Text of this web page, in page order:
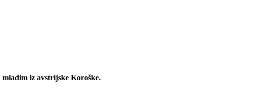
iz avstrijske Koroške.